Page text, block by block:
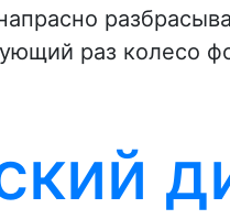
раз колесо